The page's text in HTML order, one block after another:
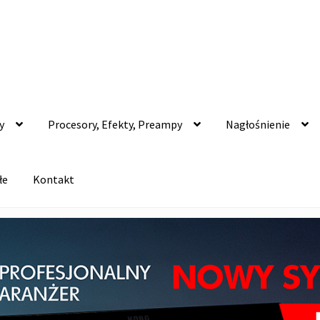
Procesory, Efekty, Preampy Nagłośnienie
Kontakt